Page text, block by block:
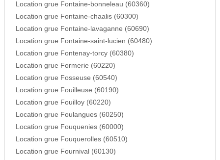
Location grue Fontaine-bonneleau (60360)
Location grue Fontaine-chaalis (60300)
Location grue Fontaine-lavaganne (60690)
Location grue Fontaine-saint-lucien (60480)
Location grue Fontenay-torcy (60380)
Location grue Formerie (60220)
Location grue Fosseuse (60540)
Location grue Fouilleuse (60190)
Location grue Fouilloy (60220)
Location grue Foulangues (60250)
Location grue Fouquenies (60000)
Location grue Fouquerolles (60510)
Location grue Fournival (60130)